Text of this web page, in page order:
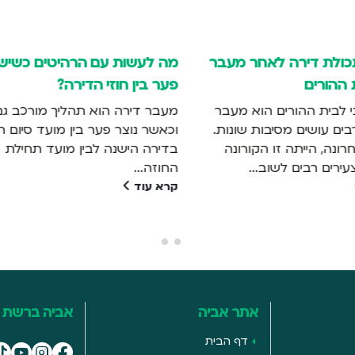
עם הרהיטים כשיש
הדירה?
הוא תהליך מורכב גם כך,
פער בין מועד סיום החוזה
לבין מועד תחילת
אחסון כלי עבודה – ככה
זה נכון
בין אם אתם אנשי מקצוע
עם כלי עבודה על בסיס יומי,
אתם מבצעים תיקונים קטנים
לאופן...
קרא עוד
אתר אביה
דף הבית
אביה ברשת